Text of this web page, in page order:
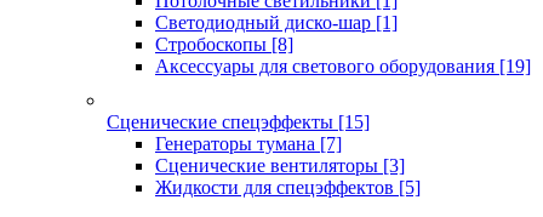
Светодиодный диско-шар [1]
Стробоскопы [8]
Аксессуары для светового оборудования [19]
Сценические спецэффекты [15]
Генераторы тумана [7]
Сценические вентиляторы [3]
Жидкости для спецэффектов [5]